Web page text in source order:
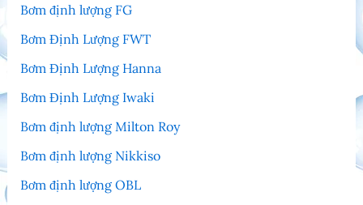
Bơm định lượng FG
Bơm Định Lượng FWT
Bơm Định Lượng Hanna
Bơm Định Lượng Iwaki
Bơm định lượng Milton Roy
Bơm định lượng Nikkiso
Bơm định lượng OBL